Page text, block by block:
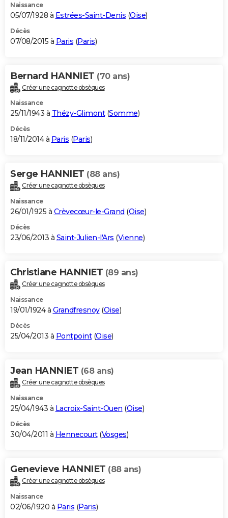
Naissance
05/07/1928 à Estrées-Saint-Denis (Oise)
Décès
07/08/2015 à Paris (Paris)
Bernard HANNIET (70 ans)
Créer une cagnotte obsèques
Naissance
25/11/1943 à Thézy-Glimont(Somme)
Décès
18/11/2014 à Paris (Paris)
Serge HANNIET (88 ans)
Créer une cagnotte obsèques
Naissance
26/01/1925 à Crèvecœur-le-Grand (Oise)
Décès
23/06/2013 à Saint-Julien-l'Ars (Vienne)
Christiane HANNIET (89 ans)
Créer une cagnotte obsèques
Naissance
19/01/1924 à Grandfresnoy(Oise)
Décès
25/04/2013 à Pontpoint(Oise)
Jean HANNIET (68 ans)
Créer une cagnotte obsèques
Naissance
25/04/1943 à Lacroix-Saint-Ouen (Oise)
Décès
30/04/2011 à Hennecourt(Vosges)
Genevieve HANNIET (88 ans)
Créer une cagnotte obsèques
Naissance
02/06/1920 à Paris (Paris)